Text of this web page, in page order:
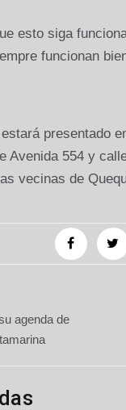
esto siga
funcionan
presentado
Avenida 554 y
vecinas de
agenda de